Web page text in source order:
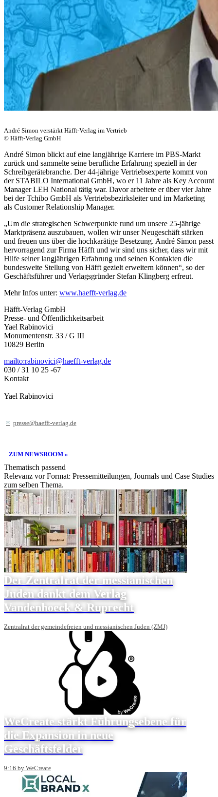
André Simon verstärkt Häfft-Verlag im Vertrieb
© Häfft-Verlag GmbH
André Simon blickt auf eine langjährige Karriere im PBS-Markt
zurück und sammelte seine berufliche Erfahrung speziell in der
Schreibgerätebranche. Der 44-jährige Vertriebsexperte kommt von
der STABILO International GmbH, wo er 11 Jahre als Key Account
Manager LEH National tätig war. Davor arbeitete er über vier Jahre
bei der Tchibo GmbH als Vertriebsbezirksleiter und im Marketing
als Customer Relationship Manager.
„Um die strategischen Schwerpunkte rund um unsere 25-jährige
Marktpräsenz auszubauen, wollen wir unser Neugeschäft stärken
und freuen uns über die hochkarätige Besetzung. André Simon passt
hervorragend zur Firma Häfft und wir sind uns sicher, dass wir mit
Hilfe seiner langjährigen Erfahrung und seinen Kontakten die
bundesweite Stellung von Häfft gezielt erweitern können“, so der
Geschäftsführer und Verlagsgründer Stefan Klingberg erfreut.
Mehr Infos unter: www.haefft-verlag.de
Häfft-Verlag GmbH
Presse- und Öffentlichkeitsarbeit
Yael Rabinovici
Monumentenstr. 33 / G III
10829 Berlin
mailto:rabinovici@haefft-verlag.de
030 / 31 10 25 -67
Kontakt
Yael Rabinovici
presse@haefft-verlag.de
ZUM NEWSROOM »
Thematisch passend
Relevanz vor Format: Pressemitteilungen, Journals und Case Studies
zum selben Thema.
Der Zentralrat der messianischen
Juden dankt dem Verlag
Vandenhoeck & Ruprecht
Zentralrat der gemeindefreien und messianischen Juden (ZMJ)
WeCreate stärkt Führungsebene für
die Expansion in neue
Geschäftsfelder
9:16 by WeCreate